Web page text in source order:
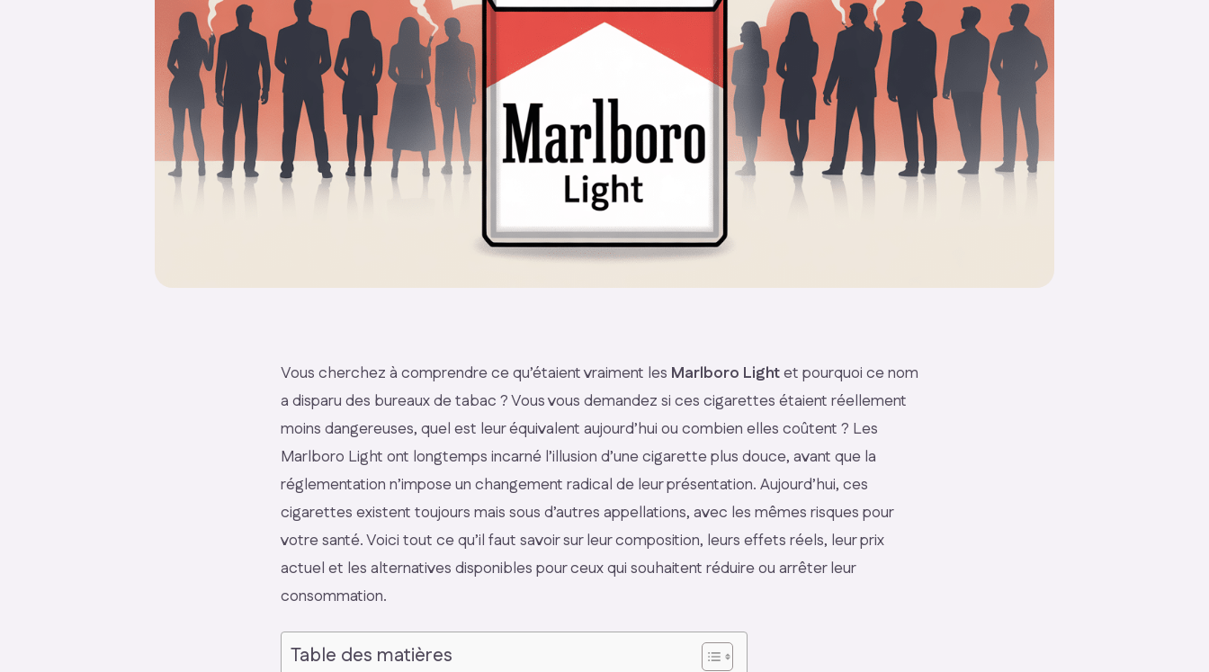
Vous cherchez à comprendre ce qu’étaient vraiment les Marlboro Lightet pourquoi ce nom
a disparu des bureaux de tabac ? Vous vous demandez si ces cigarettes étaient réellement
moins dangereuses, quel est leur équivalent aujourd’hui ou combien elles coûtent ? Les
Marlboro Light ont longtemps incarné l’illusion d’une cigarette plus douce, avant que la
réglementation n’impose un changement radical de leur présentation. Aujourd’hui, ces
cigarettes existent toujours mais sous d’autres appellations, avec les mêmes risques pour
votre santé. Voici tout ce qu’il faut savoir sur leur composition, leurs effets réels, leur prix
actuel et les alternatives disponibles pour ceux qui souhaitent réduire ou arrêter leur
consommation.
Table des matières